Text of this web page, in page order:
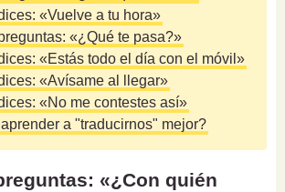
«Vuelve a tu hora»
«¿Qué te pasa?»
«Estás todo el día con el móvil»
«Avísame al llegar»
«No me contestes así»
a "traducirnos" mejor?
«¿Con quién